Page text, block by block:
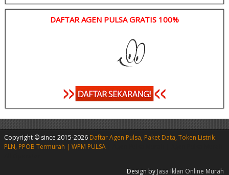
DAFTAR AGEN PULSA GRATIS 100%
Copyright © since 2015-2026 Daftar Agen Pulsa, Paket Data, Token Listrik
PLN, PPOB Termurah | WPM PULSA
Design by Jasa Iklan Online Murah